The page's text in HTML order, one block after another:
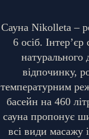
Сауна Nikolleta –
6 осіб.
відпочинку,
температурним
басейн на 460
сауна пропонує
всі види масажу